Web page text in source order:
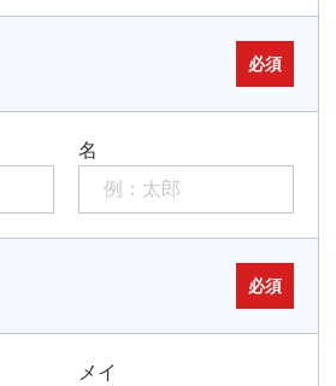
必須
名
必須
メイ